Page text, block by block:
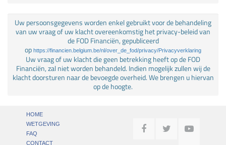
Uw persoonsgegevens worden enkel gebruikt voor de behandeling
van uw vraag of uw klacht overeenkomstig het privacy-beleid van
de FOD Financiën, gepubliceerd
op https://financien.belgium.be/nl/over_de_fod/privacy/Privacyverklaring
Uw vraag of uw klacht die geen betrekking heeft op de FOD
Financiën, zal niet worden behandeld. Indien mogelijk zullen wij de
klacht doorsturen naar de bevoegde overheid. We brengen u hiervan
op de hoogte.
HOME
WETGEVING
FAQ
CONTACT